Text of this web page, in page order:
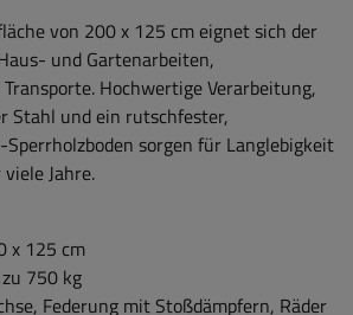
von 200 x 125 cm eignet sich der
und Gartenarbeiten,
Hochwertige Verarbeitung,
Stahl und ein rutschfester,
sorgen für Langlebigkeit
Jahre.
x 125 cm
750 kg
Federung mit Stoßdämpfern, Räder